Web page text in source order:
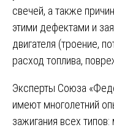
свечей, а также
этими дефектами и
двигателя (троение,
расход топлива,
Эксперты Союза
имеют многолетний
зажигания всех